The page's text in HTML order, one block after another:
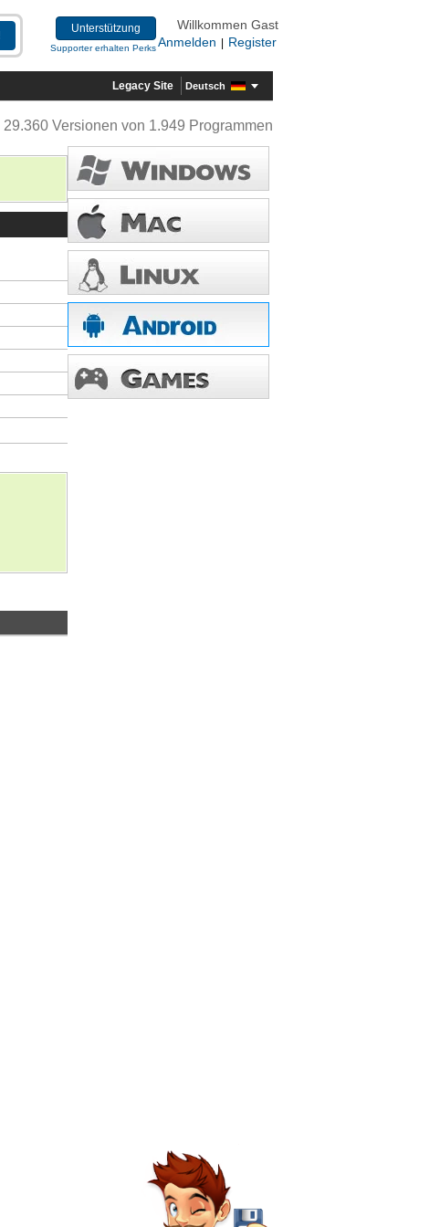
Unterstützung
Supporter erhalten Perks
Willkommen Gast
Anmelden
Register
Legacy Site Deutsch
29.360 Versionen von 1.949 Programmen